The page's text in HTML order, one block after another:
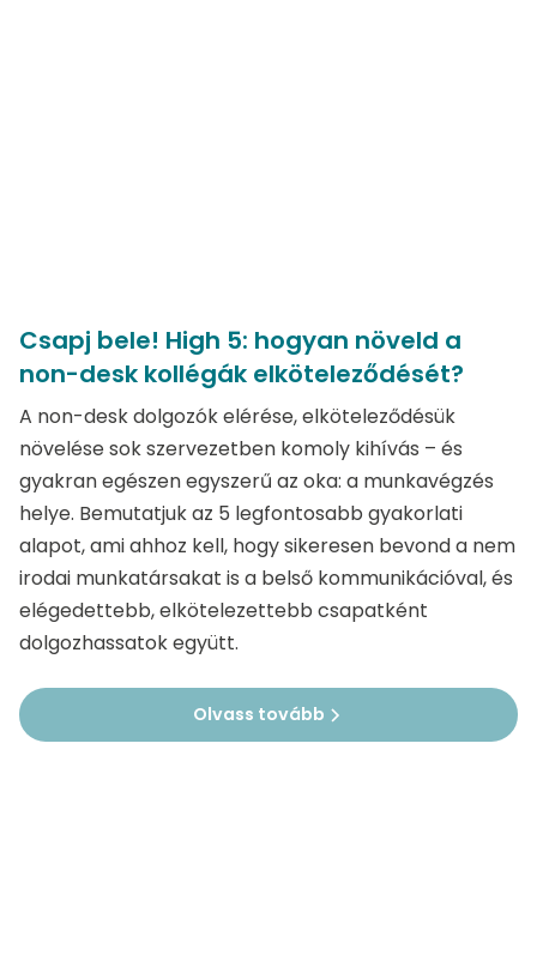
Csapj bele! High 5: hogyan növeld a
non-desk kollégák elköteleződését?
A non-desk dolgozók elérése, elköteleződésük
növelése sok szervezetben komoly kihívás – és
gyakran egészen egyszerű az oka: a munkavégzés
helye. Bemutatjuk az 5 legfontosabb gyakorlati
alapot, ami ahhoz kell, hogy sikeresen bevond a nem
irodai munkatársakat is a belső kommunikációval, és
elégedettebb, elkötelezettebb csapatként
dolgozhassatok együtt.
Olvass tovább